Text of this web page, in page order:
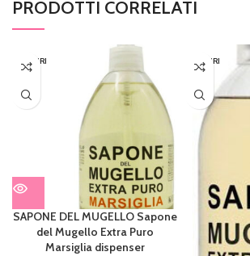
PRODOTTI CORRELATI
ESAURI
TO
SAPONE DEL MUGELLO Sapone
del Mugello Extra Puro
Marsiglia dispenser
ESAURI
TO